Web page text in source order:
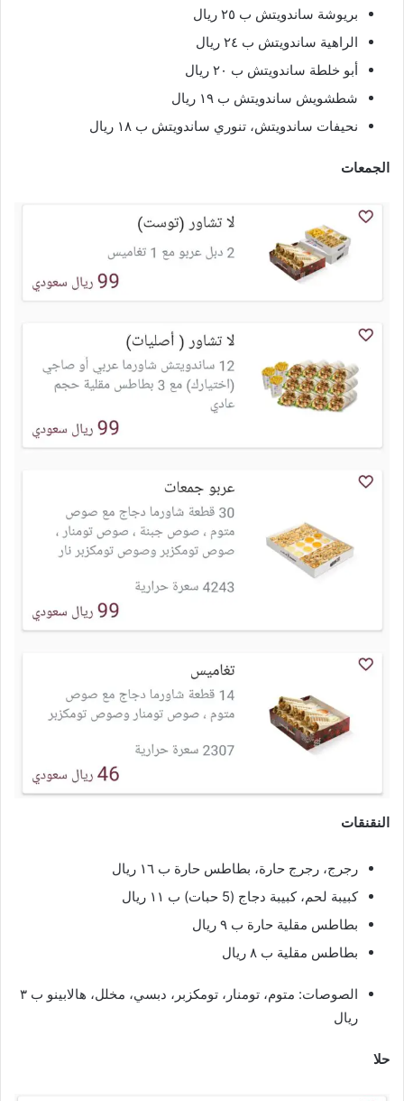
بريوشة ساندويتش ب ٢٥ ريال
الراهية ساندويتش ب ٢٤ ريال
أبو خلطة ساندويتش ب ٢٠ ريال
شطشويش ساندويتش ب ١٩ ريال
نحيفات ساندويتش، تنوري ساندويتش ب ١٨ ريال
الجمعات
النقنقات
رجرج، رجرج حارة، بطاطس حارة ب ١٦ ريال
كبيبة لحم، كبيبة دجاج (5 حبات) ب ١١ ريال
بطاطس مقلية حارة ب ٩ ريال
بطاطس مقلية ب ٨ ريال
الصوصات: متوم، تومنار، تومكزبر، دبسي، مخلل، هالابينو ب ٣
ريال
حلا